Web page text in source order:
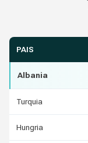
PAIS
Albania
Turquia
Hungria